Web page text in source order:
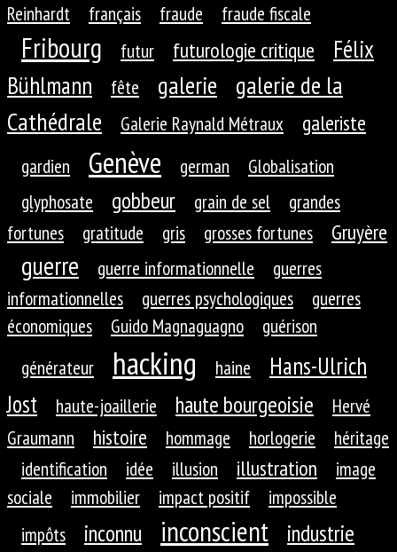
Reinhardt
français fraude fraude fiscale
Fribourg futur futurologie critique
Félix
Bühlmann
fête galerie
galerie de la
Cathédrale
Galerie Raynald Métraux galeriste
gardien Genève german
Globalisation
glyphosate
gobbeur grain de sel
grandes
fortunes
gratitude gris grosses fortunes Gruyère
guerre guerre informationnelle
guerres
informationnelles
guerres psychologiques
guerres
économiques
Guido Magnaguagno
guérison
générateur
hacking haine
Hans-Ulrich
Jost
haute-joaillerie haute bourgeoisie
Hervé
Graumann
histoire hommage horlogerie
héritage
identification
idée illusion illustration
image
sociale
immobilier impact positif
impossible
impôts
inconnu inconscient industrie